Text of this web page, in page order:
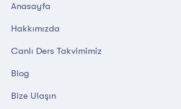
Anasayfa
Hakkımızda
Canlı Ders Takvimimiz
Blog
Bize Ulaşın